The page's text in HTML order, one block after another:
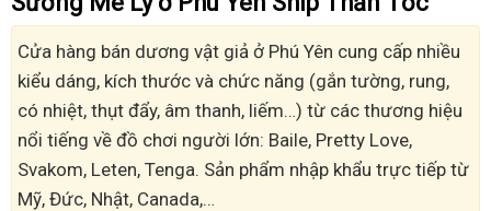
Cửa hàng bán dương vật giả ở Phú Yên cung cấp nhiều
kiểu dáng, kích thước và chức năng (gắn tường, rung,
có nhiệt, thụt đẩy, âm thanh, liếm…) từ các thương hiệu
nổi tiếng về đồ chơi người lớn: Baile, Pretty Love,
Svakom, Leten, Tenga. Sản phẩm nhập khẩu trực tiếp từ
Mỹ, Đức, Nhật, Canada,…